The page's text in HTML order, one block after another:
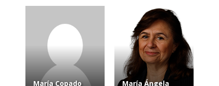
María Copado
María Ángela